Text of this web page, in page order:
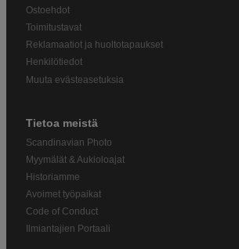
Ostoehdot
Toimitustavat
Reklamaatiot ja huoltotapaukset
Henkilötiedot
Muuta evästeasetuksia
Tietoa meistä
Scandinavian Photo
Myymälät & Aukioloajat
Historiamme
Avoimet työpaikat
Code of Conduct
Ilmiantajien Portaali